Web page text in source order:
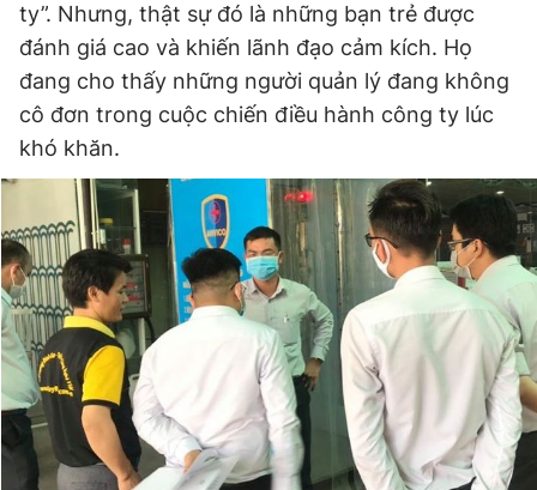
ty”. Nhưng, thật sự đó là những bạn trẻ được
đánh giá cao và khiến lãnh đạo cảm kích. Họ
đang cho thấy những người quản lý đang không
cô đơn trong cuộc chiến điều hành công ty lúc
khó khăn.